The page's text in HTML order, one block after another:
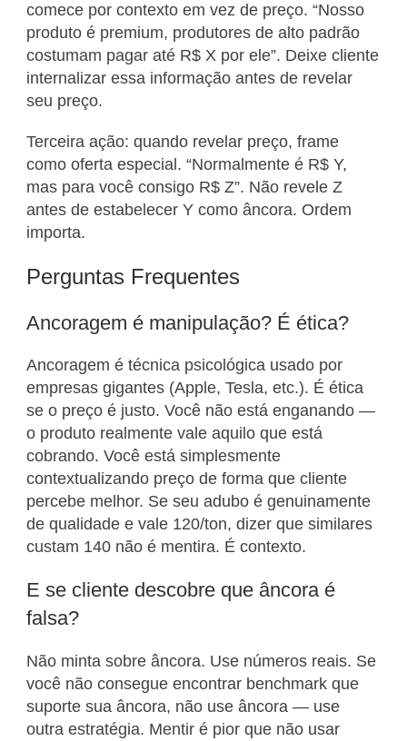
comece por contexto em vez de preço. “Nosso
produto é premium, produtores de alto padrão
costumam pagar até R$ X por ele”. Deixe cliente
internalizar essa informação antes de revelar
seu preço.
Terceira ação: quando revelar preço, frame
como oferta especial. “Normalmente é R$ Y,
mas para você consigo R$ Z”. Não revele Z
antes de estabelecer Y como âncora. Ordem
importa.
Perguntas Frequentes
Ancoragem é manipulação? É ética?
Ancoragem é técnica psicológica usado por
empresas gigantes (Apple, Tesla, etc.). É ética
se o preço é justo. Você não está enganando —
o produto realmente vale aquilo que está
cobrando. Você está simplesmente
contextualizando preço de forma que cliente
percebe melhor. Se seu adubo é genuinamente
de qualidade e vale 120/ton, dizer que similares
custam 140 não é mentira. É contexto.
E se cliente descobre que âncora é
falsa?
Não minta sobre âncora. Use números reais. Se
você não consegue encontrar benchmark que
suporte sua âncora, não use âncora — use
outra estratégia. Mentir é pior que não usar